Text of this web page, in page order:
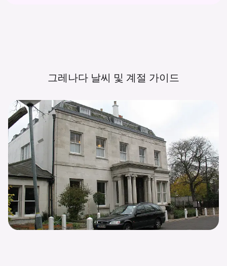
그레나다 날씨 및 계절 가이드